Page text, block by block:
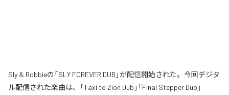
Sly & Robbieの「SLY FOREVER DUB」が配信開始された。今回デジタ
ル配信された楽曲は、「Taxi to Zion Dub」「Final Stepper Dub」